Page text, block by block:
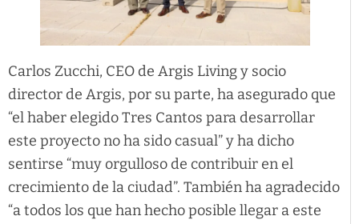
Carlos Zucchi, CEO de Argis Living y socio
director de Argis, por su parte, ha asegurado que
“el haber elegido Tres Cantos para desarrollar
este proyecto no ha sido casual” y ha dicho
sentirse “muy orgulloso de contribuir en el
crecimiento de la ciudad”. También ha agradecido
“a todos los que han hecho posible llegar a este